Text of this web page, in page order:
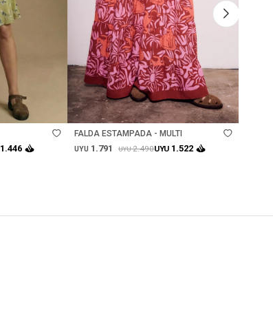
1.446
Talle
FALDA ESTAMPADA - MULTI
UYU 1.791 UYU2.490UYU 1.522